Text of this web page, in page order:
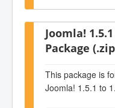
Joomla!
Package
This package is
Joomla! 1.5.1 to